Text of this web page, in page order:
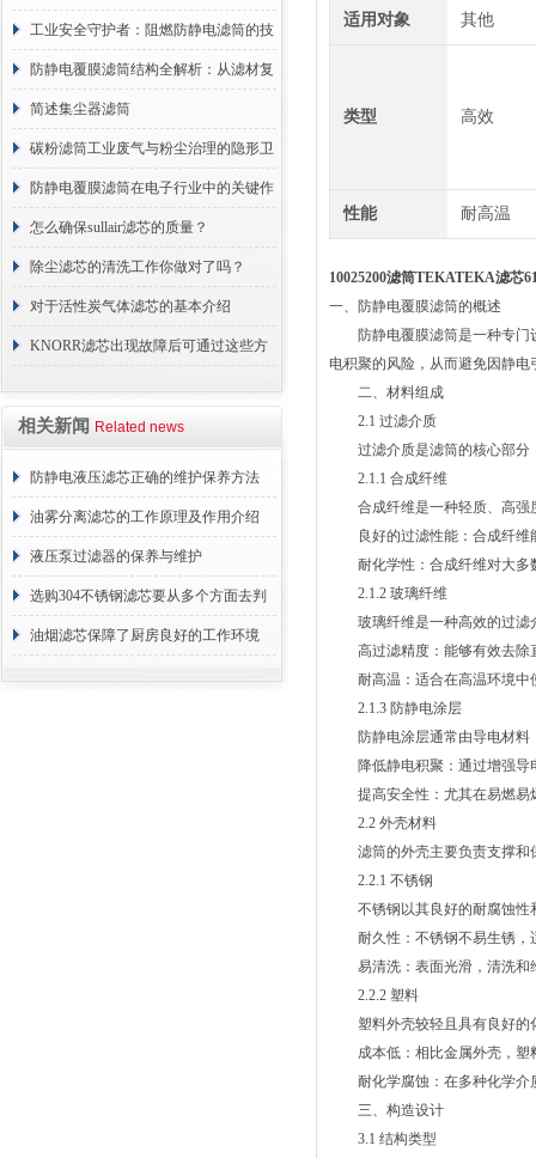
工业安全守护者：阻燃防静电滤筒的技
术原理与应用解析
防静电覆膜滤筒结构全解析：从滤材复
合到整体成型
简述集尘器滤筒
碳粉滤筒工业废气与粉尘治理的隐形卫
士
防静电覆膜滤筒在电子行业中的关键作
用
怎么确保sullair滤芯的质量？
除尘滤芯的清洗工作你做对了吗？
对于活性炭气体滤芯的基本介绍
KNORR滤芯出现故障后可通过这些方
相关新闻 Related news
防静电液压滤芯正确的维护保养方法
油雾分离滤芯的工作原理及作用介绍
液压泵过滤器的保养与维护
选购304不锈钢滤芯要从多个方面去判
断
油烟滤芯保障了厨房良好的工作环境
适用对象 其他
类型 高效
性能 耐高温
10025200滤筒TEKATEKA滤芯
一、防静电覆膜滤筒的概述
防静电覆膜滤筒是一种专门设
电积聚的风险，从而避免因静
二、材料组成
2.1 过滤介质
过滤介质是滤筒的核心部分
2.1.1 合成纤维
合成纤维是一种轻质、高强
良好的过滤性能：合成纤维
耐化学性：合成纤维对大多
2.1.2 玻璃纤维
玻璃纤维是一种高效的过滤
高过滤精度：能够有效去除
耐高温：适合在高温环境中
2.1.3 防静电涂层
防静电涂层通常由导电材料
降低静电积聚：通过增强导
提高安全性：尤其在易燃易
2.2 外壳材料
滤筒的外壳主要负责支撑和
2.2.1 不锈钢
不锈钢以其良好的耐腐蚀性
耐久性：不锈钢不易生锈，
易清洗：表面光滑，清洗和
2.2.2 塑料
塑料外壳较轻且具有良好的化
成本低：相比金属外壳，塑
耐化学腐蚀：在多种化学介
三、构造设计
3.1 结构类型